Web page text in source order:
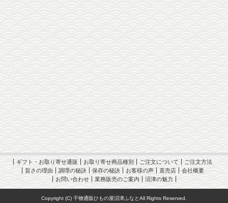
ギフト・お取り寄せ通販 お取り寄せ商品種別 ご注文について
ご注文方法
旨さの理由
調理の秘訣 保存の秘訣 お客様の声 直売店
会社概要
お問い合わせ
業務販売のご案内 沼津の魅力
Copyright (C) 干物通販ひもの屋沼津ふなとAll Rights Reserved.